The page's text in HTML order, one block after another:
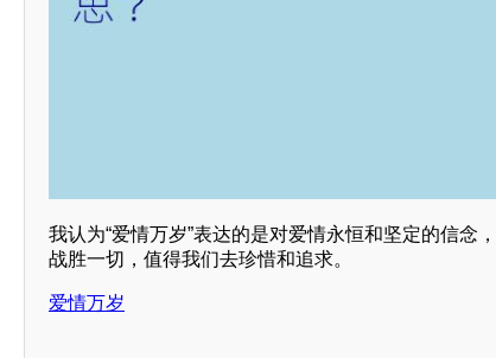
我认为“爱情万岁”表达的是对爱情永恒和坚定的信念
战胜一切，值得我们去珍惜和追求。
爱情万岁